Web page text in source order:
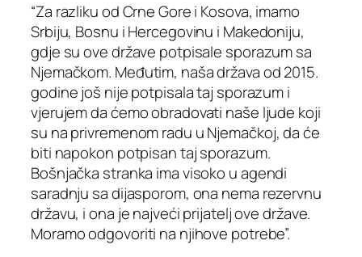
“Za razliku od Crne Gore i Kosova, imamo
Srbiju, Bosnu i Hercegovinu i Makedoniju,
gdje su ove države potpisale sporazum sa
Njemačkom. Međutim, naša država od 2015.
godine još nije potpisala taj sporazum i
vjerujem da ćemo obradovati naše ljude koji
su na privremenom radu u Njemačkoj, da će
biti napokon potpisan taj sporazum.
Bošnjačka stranka ima visoko u agendi
saradnju sa dijasporom, ona nema rezervnu
državu, i ona je najveći prijatelj ove države.
Moramo odgovoriti na njihove potrebe”.